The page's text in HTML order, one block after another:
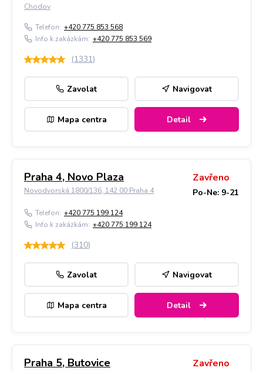
Chodov
Telefon: +420 775 853 568
Info k zakázkám: +420 775 853 569
(1331)
Zavolat Navigovat
Mapa centra Detail
Praha 4, Novo Plaza
Novodvorská 1800/136, 142 00 Praha 4
Zavřeno
Po-Ne: 9-21
Telefon: +420 775 199 124
Info k zakázkám: +420 775 199 124
(310)
Zavolat Navigovat
Mapa centra Detail
Praha 5, Butovice Zavřeno